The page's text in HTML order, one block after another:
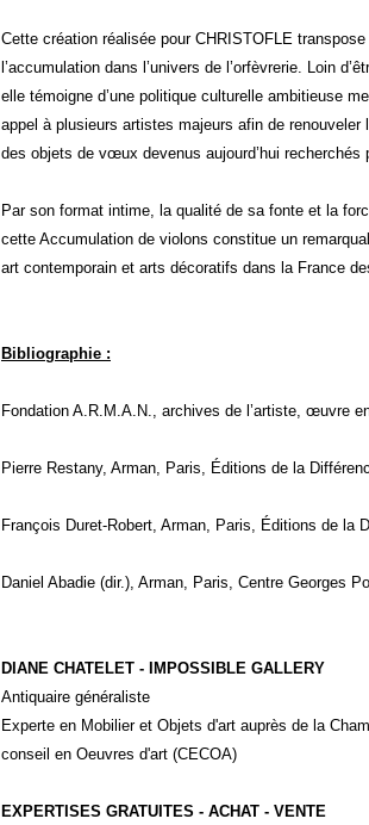
Cette création réalisée pour CHRISTOFLE
l’accumulation dans l’univers de l’orfèvrerie. Loin
elle témoigne d’une politique culturelle ambitieuse
appel à plusieurs artistes majeurs afin de renouveler
des objets de vœux devenus aujourd’hui recherchés
Par son format intime, la qualité de sa fonte et la
cette Accumulation de violons constitue un
art contemporain et arts décoratifs dans la France
Bibliographie :
Fondation A.R.M.A.N., archives de l’artiste, œuvre
Pierre Restany, Arman, Paris, Éditions de la
François Duret-Robert, Arman, Paris, Éditions de la
Daniel Abadie (dir.), Arman, Paris, Centre Georges
DIANE CHATELET - IMPOSSIBLE GALLERY
Antiquaire généraliste
Experte en Mobilier et Objets d'art auprès de la
conseil en Oeuvres d'art (CECOA)
EXPERTISES GRATUITES - ACHAT - VENTE